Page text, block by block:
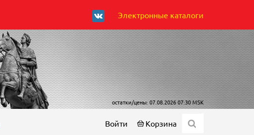
Электронные каталоги
остатки/цены: 07.08.2026 07:30 MSK
Войти Корзина